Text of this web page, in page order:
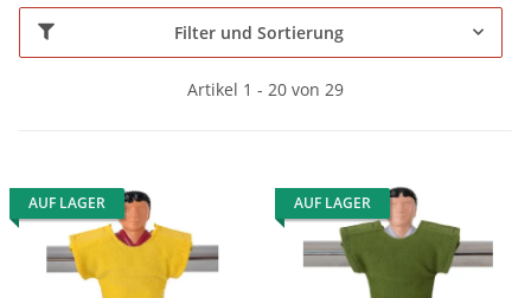
Filter und Sortierung
Artikel 1 - 20 von 29
AUF LAGER AUF LAGER